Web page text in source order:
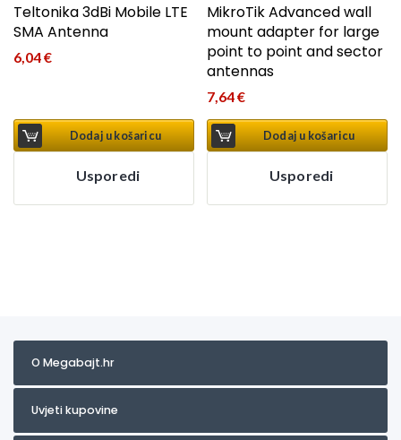
Teltonika 3dBi Mobile LTE
SMA Antenna
6,04€
Dodaj u košaricu
Usporedi
MikroTik Advanced wall
mount adapter for large
point to point and sector
antennas
7,64€
Dodaj u košaricu
Usporedi
O Megabajt.hr
Uvjeti kupovine